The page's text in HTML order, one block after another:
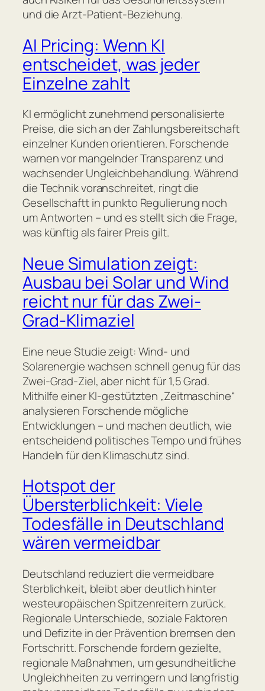
und die Arzt-Patient-Beziehung.
AI Pricing: Wenn KI
entscheidet, was jeder
Einzelne zahlt
KI ermöglicht zunehmend personalisierte
Preise, die sich an der Zahlungsbereitschaft
einzelner Kunden orientieren. Forschende
warnen vor mangelnder Transparenz und
wachsender Ungleichbehandlung. Während
die Technik voranschreitet, ringt die
Gesellschaftt in punkto Regulierung noch
um Antworten – und es stellt sich die Frage,
was künftig als fairer Preis gilt.
Neue Simulation zeigt:
Ausbau bei Solar und Wind
reicht nur für das Zwei-
Grad-Klimaziel
Eine neue Studie zeigt: Wind- und
Solarenergie wachsen schnell genug für das
Zwei-Grad-Ziel, aber nicht für 1,5 Grad.
Mithilfe einer KI-gestützten „Zeitmaschine“
analysieren Forschende mögliche
Entwicklungen – und machen deutlich, wie
entscheidend politisches Tempo und frühes
Handeln für den Klimaschutz sind.
Hotspot der
Übersterblichkeit: Viele
Todesfälle in Deutschland
wären vermeidbar
Deutschland reduziert die vermeidbare
Sterblichkeit, bleibt aber deutlich hinter
westeuropäischen Spitzenreitern zurück.
Regionale Unterschiede, soziale Faktoren
und Defizite in der Prävention bremsen den
Fortschritt. Forschende fordern gezielte,
regionale Maßnahmen, um gesundheitliche
Ungleichheiten zu verringern und langfristig